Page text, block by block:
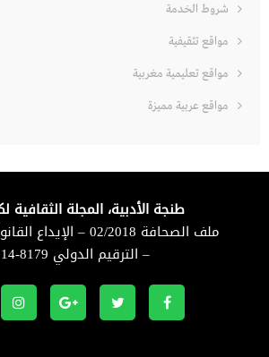
شروط الخدمة
مواقع تثقيفية
مواقع تعليمية مغربية
مواقع عربية مميزة
طنجة الأدبية، المجلة الثقافية
– الترقيم الدولي 8179-1114